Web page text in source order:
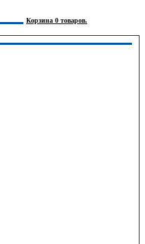
Корзина 0 товаров.